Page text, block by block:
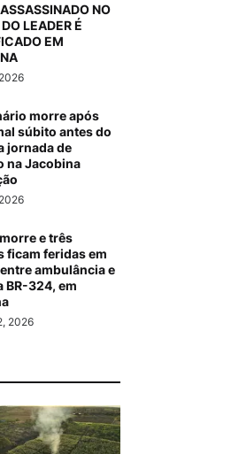
NO
LEADER É
EM
morre após
súbito antes do
jornada de
na Jacobina
e três
ficam feridas em
ambulância e
BR-324, em
2026